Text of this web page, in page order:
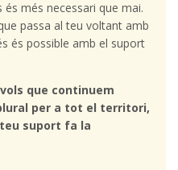
més necessari que mai.
passa al teu voltant amb
és possible amb el suport
que continuem
per a tot el territori,
suport fa la